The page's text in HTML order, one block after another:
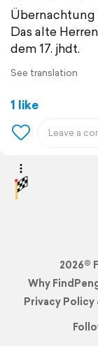
Übernachtung
Das alte
dem 17. jhdt.
See translation
1 like
2026©
Why
Privacy Policy